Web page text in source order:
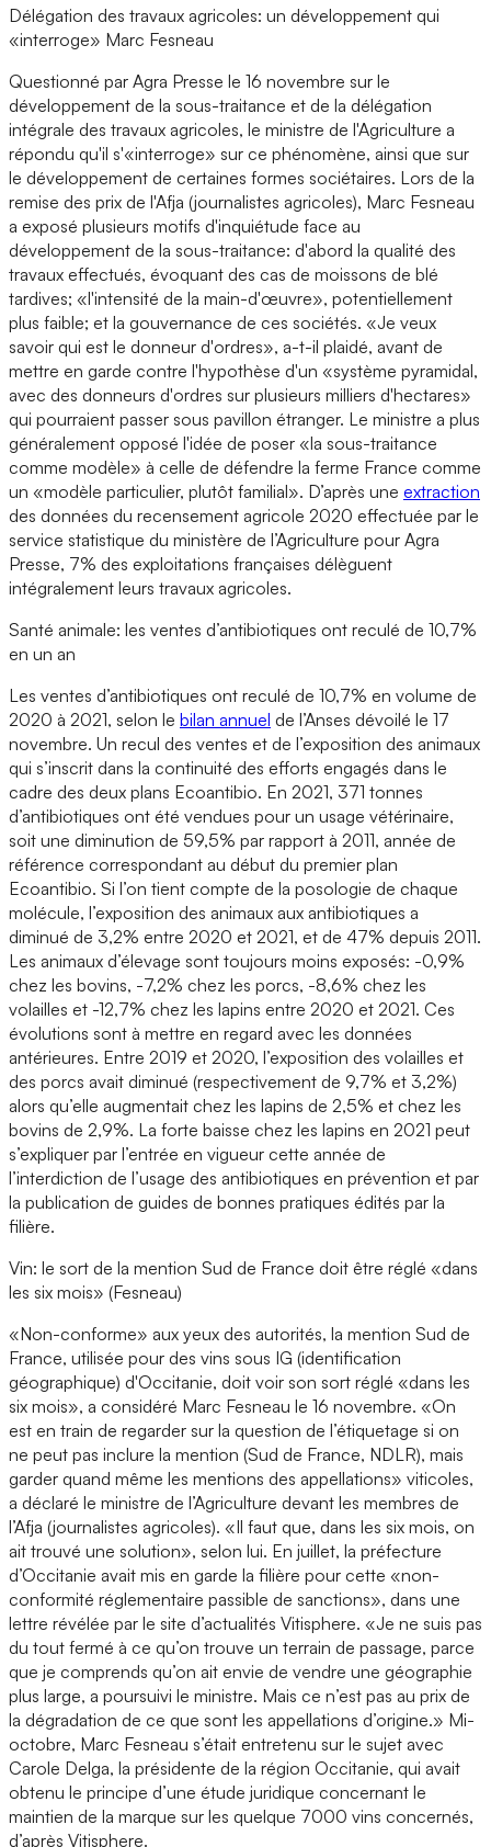
Délégation des travaux agricoles: un développement qui
«interroge» Marc Fesneau
Questionné par Agra Presse le 16 novembre sur le
développement de la sous-traitance et de la délégation
intégrale des travaux agricoles, le ministre de l'Agriculture a
répondu qu'il s'«interroge» sur ce phénomène, ainsi que sur
le développement de certaines formes sociétaires. Lors de la
remise des prix de l'Afja (journalistes agricoles), Marc Fesneau
a exposé plusieurs motifs d'inquiétude face au
développement de la sous-traitance: d'abord la qualité des
travaux effectués, évoquant des cas de moissons de blé
tardives; «l'intensité de la main-d'œuvre», potentiellement
plus faible; et la gouvernance de ces sociétés. «Je veux
savoir qui est le donneur d'ordres», a-t-il plaidé, avant de
mettre en garde contre l'hypothèse d'un «système pyramidal,
avec des donneurs d'ordres sur plusieurs milliers d'hectares»
qui pourraient passer sous pavillon étranger. Le ministre a plus
généralement opposé l'idée de poser «la sous-traitance
comme modèle» à celle de défendre la ferme France comme
un «modèle particulier, plutôt familial». D’après une extraction
des données du recensement agricole 2020 effectuée par le
service statistique du ministère de l’Agriculture pour Agra
Presse, 7% des exploitations françaises délèguent
intégralement leurs travaux agricoles.
Santé animale: les ventes d’antibiotiques ont reculé de 10,7%
en un an
Les ventes d’antibiotiques ont reculé de 10,7% en volume de
2020 à 2021, selon le bilan annuel de l’Anses dévoilé le 17
novembre. Un recul des ventes et de l’exposition des animaux
qui s’inscrit dans la continuité des efforts engagés dans le
cadre des deux plans Ecoantibio. En 2021, 371 tonnes
d’antibiotiques ont été vendues pour un usage vétérinaire,
soit une diminution de 59,5% par rapport à 2011, année de
référence correspondant au début du premier plan
Ecoantibio. Si l’on tient compte de la posologie de chaque
molécule, l’exposition des animaux aux antibiotiques a
diminué de 3,2% entre 2020 et 2021, et de 47% depuis 2011.
Les animaux d’élevage sont toujours moins exposés: -0,9%
chez les bovins, -7,2% chez les porcs, -8,6% chez les
volailles et -12,7% chez les lapins entre 2020 et 2021. Ces
évolutions sont à mettre en regard avec les données
antérieures. Entre 2019 et 2020, l’exposition des volailles et
des porcs avait diminué (respectivement de 9,7% et 3,2%)
alors qu’elle augmentait chez les lapins de 2,5% et chez les
bovins de 2,9%. La forte baisse chez les lapins en 2021 peut
s’expliquer par l’entrée en vigueur cette année de
l’interdiction de l’usage des antibiotiques en prévention et par
la publication de guides de bonnes pratiques édités par la
filière.
Vin: le sort de la mention Sud de France doit être réglé «dans
les six mois» (Fesneau)
«Non-conforme» aux yeux des autorités, la mention Sud de
France, utilisée pour des vins sous IG (identification
géographique) d'Occitanie, doit voir son sort réglé «dans les
six mois», a considéré Marc Fesneau le 16 novembre. «On
est en train de regarder sur la question de l’étiquetage si on
ne peut pas inclure la mention (Sud de France, NDLR), mais
garder quand même les mentions des appellations» viticoles,
a déclaré le ministre de l’Agriculture devant les membres de
l’Afja (journalistes agricoles). «Il faut que, dans les six mois, on
ait trouvé une solution», selon lui. En juillet, la préfecture
d’Occitanie avait mis en garde la filière pour cette «non-
conformité réglementaire passible de sanctions», dans une
lettre révélée par le site d’actualités Vitisphere. «Je ne suis pas
du tout fermé à ce qu’on trouve un terrain de passage, parce
que je comprends qu’on ait envie de vendre une géographie
plus large, a poursuivi le ministre. Mais ce n’est pas au prix de
la dégradation de ce que sont les appellations d’origine.» Mi-
octobre, Marc Fesneau s’était entretenu sur le sujet avec
Carole Delga, la présidente de la région Occitanie, qui avait
obtenu le principe d’une étude juridique concernant le
maintien de la marque sur les quelque 7000 vins concernés,
d’après Vitisphere.